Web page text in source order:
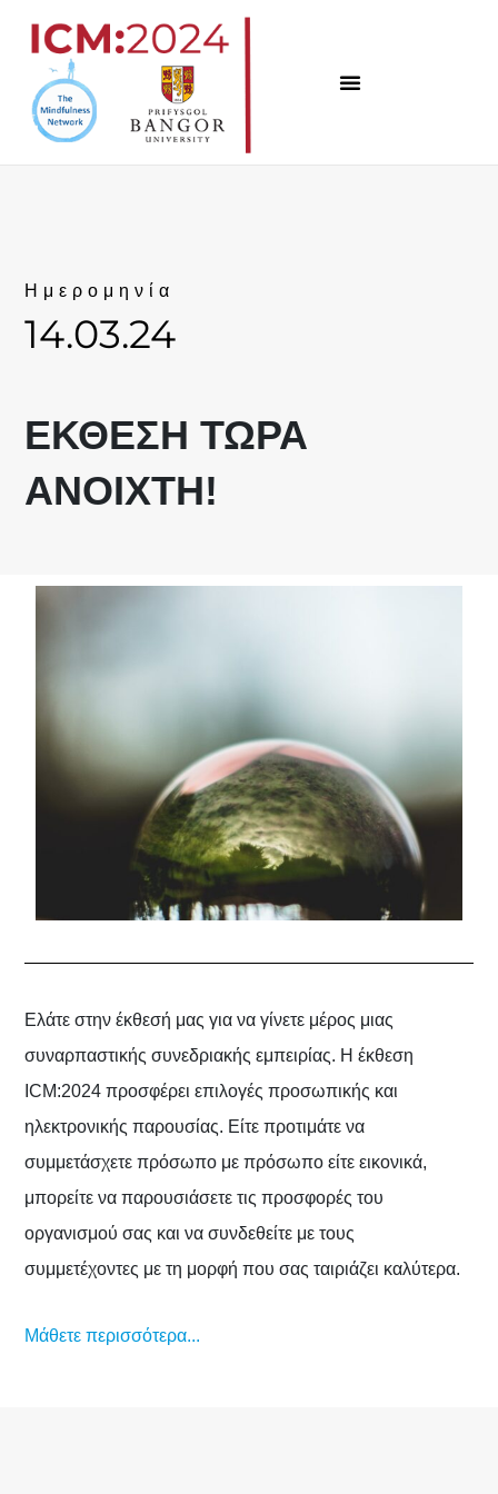
περιεχόμενο
Ημερομηνία
14.03.24
ΈΚΘΕΣΗ ΤΩΡΑ
ΑΝΟΙΧΤΉ!
Ελάτε στην έκθεσή μας για να γίνετε μέρος μιας
συναρπαστικής συνεδριακής εμπειρίας. Η έκθεση
ICM:2024 προσφέρει επιλογές προσωπικής και
ηλεκτρονικής παρουσίας. Είτε προτιμάτε να
συμμετάσχετε πρόσωπο με πρόσωπο είτε εικονικά,
μπορείτε να παρουσιάσετε τις προσφορές του
οργανισμού σας και να συνδεθείτε με τους
συμμετέχοντες με τη μορφή που σας ταιριάζει καλύτερα.
Μάθετε περισσότερα...